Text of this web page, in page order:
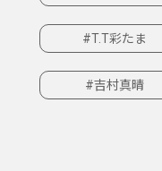
#T.T彩たま
#吉村真晴